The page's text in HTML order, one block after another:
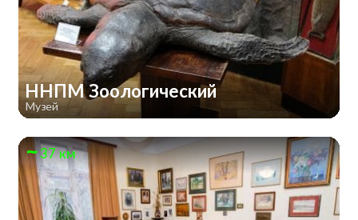
ННПМ Зоологический
Музей
37 км